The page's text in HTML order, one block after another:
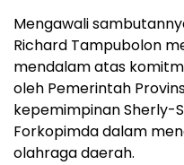
Mengawali
Richard Tampubolon
mendalam atas
oleh Pemerintah
kepemimpinan Sherly-
Forkopimda dalam
olahraga daerah.